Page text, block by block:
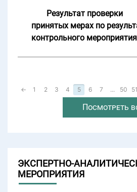
Результат проверки
принятых мерах по
контрольного мероприятия
← 1 2 3 4 5 6 7 ... 50 51
Посмотреть
ЭКСПЕРТНО-
МЕРОПРИЯТИЯ